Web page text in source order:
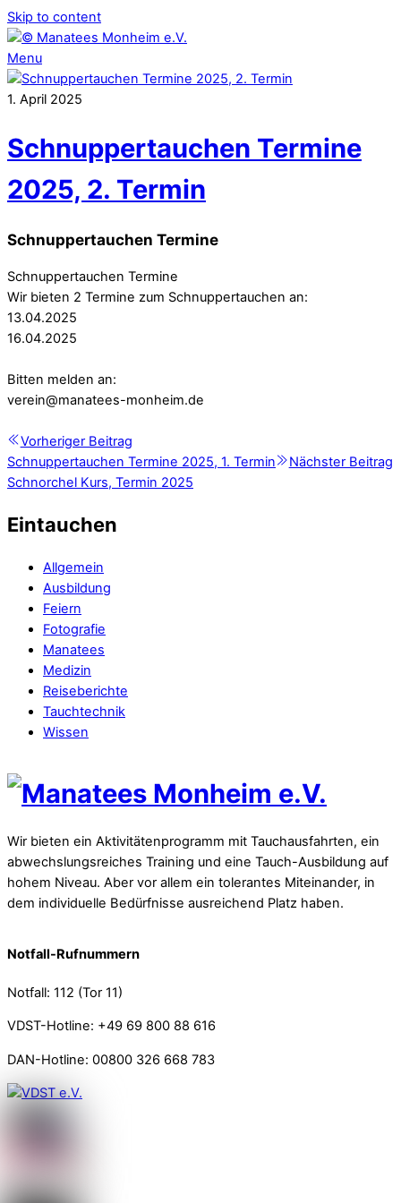
Skip to content
Menu
1. April 2025
Schnuppertauchen Termine
2025, 2. Termin
Schnuppertauchen Termine
Schnuppertauchen Termine
Wir bieten 2 Termine zum Schnuppertauchen an:
13.04.2025
16.04.2025
Bitten melden an:
verein@manatees-monheim.de
Vorheriger Beitrag
Schnuppertauchen Termine 2025, 1. Termin
Nächster Beitrag
Schnorchel Kurs, Termin 2025
Eintauchen
Allgemein
Ausbildung
Feiern
Fotografie
Manatees
Medizin
Reiseberichte
Tauchtechnik
Wissen
Wir bieten ein Aktivitätenprogramm mit Tauchausfahrten, ein
abwechslungsreiches Training und eine Tauch-Ausbildung auf
hohem Niveau. Aber vor allem ein tolerantes Miteinander, in
dem individuelle Bedürfnisse ausreichend Platz haben.
Notfall-Rufnummern
Notfall: 112 (Tor 11)
VDST-Hotline: +49 69 800 88 616
DAN-Hotline: 00800 326 668 783